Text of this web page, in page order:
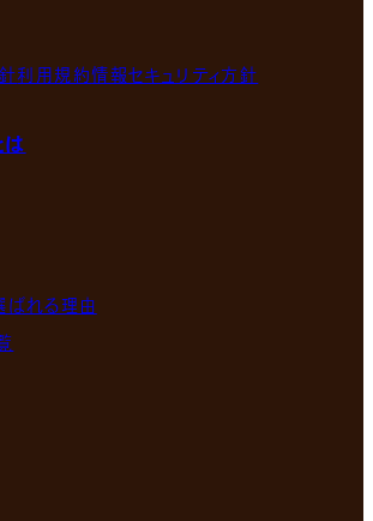
利用規約情報セキュリティ方針
れる理由